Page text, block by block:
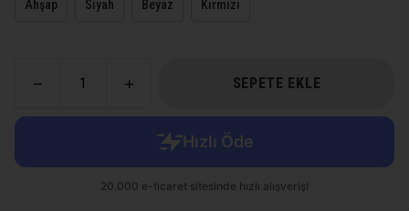
Ahşap Siyah Beyaz Kırmızı
SEPETE EKLE